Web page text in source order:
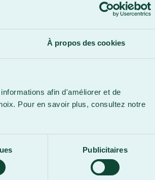
À propos des cookies
afin d'améliorer et de
Pour en savoir plus, consultez notre
Publicitaires